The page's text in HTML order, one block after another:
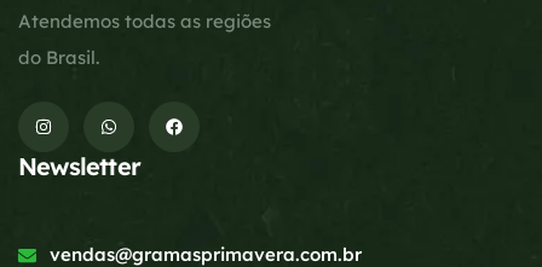
Atendemos todas as regiões
do Brasil.
Newsletter
vendas@gramasprimavera.com.br